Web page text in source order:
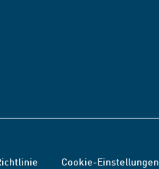
Cookie-Einstellungen